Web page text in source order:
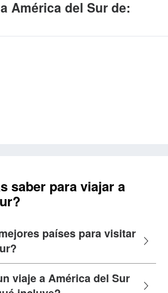
América del Sur de:
saber para viajar a
países para visitar
viaje a América del Sur